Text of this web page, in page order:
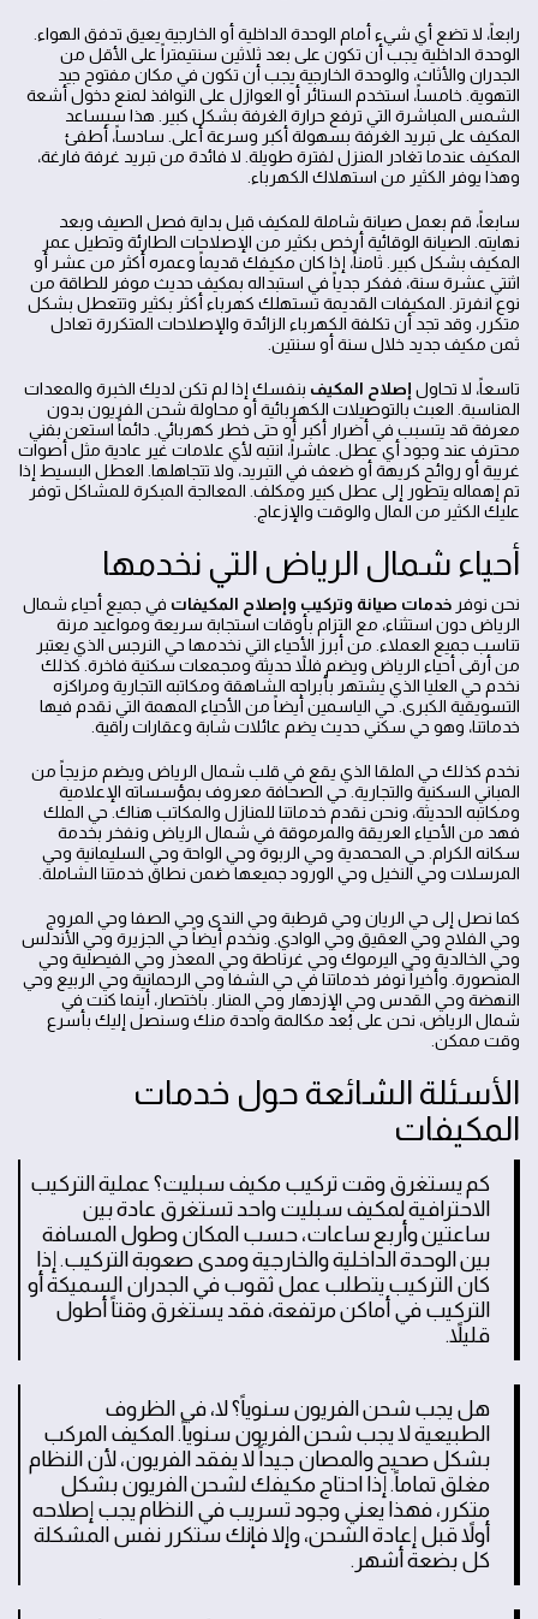
رابعاً، لا تضع أي شيء أمام الوحدة الداخلية أو الخارجية يعيق تدفق الهواء.
الوحدة الداخلية يجب أن تكون على بعد ثلاثين سنتيمتراً على الأقل من
الجدران والأثاث، والوحدة الخارجية يجب أن تكون في مكان مفتوح جيد
التهوية. خامساً، استخدم الستائر أو العوازل على النوافذ لمنع دخول أشعة
الشمس المباشرة التي ترفع حرارة الغرفة بشكل كبير. هذا سيساعد
المكيف على تبريد الغرفة بسهولة أكبر وسرعة أعلى. سادساً، أطفئ
المكيف عندما تغادر المنزل لفترة طويلة. لا فائدة من تبريد غرفة فارغة،
وهذا يوفر الكثير من استهلاك الكهرباء.
سابعاً، قم بعمل صيانة شاملة للمكيف قبل بداية فصل الصيف وبعد
نهايته. الصيانة الوقائية أرخص بكثير من الإصلاحات الطارئة وتطيل عمر
المكيف بشكل كبير. ثامناً، إذا كان مكيفك قديماً وعمره أكثر من عشر أو
اثنتي عشرة سنة، ففكر جدياً في استبداله بمكيف حديث موفر للطاقة من
نوع انفرتر. المكيفات القديمة تستهلك كهرباء أكثر بكثير وتتعطل بشكل
متكرر، وقد تجد أن تكلفة الكهرباء الزائدة والإصلاحات المتكررة تعادل
ثمن مكيف جديد خلال سنة أو سنتين.
تاسعاً، لا تحاول إصلاح المكيف بنفسك إذا لم تكن لديك الخبرة والمعدات
المناسبة. العبث بالتوصيلات الكهربائية أو محاولة شحن الفريون بدون
معرفة قد يتسبب في أضرار أكبر أو حتى خطر كهربائي. دائماً استعن بفني
محترف عند وجود أي عطل. عاشراً، انتبه لأي علامات غير عادية مثل أصوات
غريبة أو روائح كريهة أو ضعف في التبريد، ولا تتجاهلها. العطل البسيط إذا
تم إهماله يتطور إلى عطل كبير ومكلف. المعالجة المبكرة للمشاكل توفر
عليك الكثير من المال والوقت والإزعاج.
أحياء شمال الرياض التي نخدمها
نحن نوفر خدمات صيانة وتركيب وإصلاح المكيفات في جميع أحياء شمال
الرياض دون استثناء، مع التزام بأوقات استجابة سريعة ومواعيد مرنة
تناسب جميع العملاء. من أبرز الأحياء التي نخدمها حي النرجس الذي يعتبر
من أرقى أحياء الرياض ويضم فللاً حديثة ومجمعات سكنية فاخرة. كذلك
نخدم حي العليا الذي يشتهر بأبراجه الشاهقة ومكاتبه التجارية ومراكزه
التسويقية الكبرى. حي الياسمين أيضاً من الأحياء المهمة التي نقدم فيها
خدماتنا، وهو حي سكني حديث يضم عائلات شابة وعقارات راقية.
نخدم كذلك حي الملقا الذي يقع في قلب شمال الرياض ويضم مزيجاً من
المباني السكنية والتجارية. حي الصحافة معروف بمؤسساته الإعلامية
ومكاتبه الحديثة، ونحن نقدم خدماتنا للمنازل والمكاتب هناك. حي الملك
فهد من الأحياء العريقة والمرموقة في شمال الرياض ونفخر بخدمة
سكانه الكرام. حي المحمدية وحي الربوة وحي الواحة وحي السليمانية وحي
المرسلات وحي النخيل وحي الورود جميعها ضمن نطاق خدمتنا الشاملة.
كما نصل إلى حي الريان وحي قرطبة وحي الندى وحي الصفا وحي المروج
وحي الفلاح وحي العقيق وحي الوادي. ونخدم أيضاً حي الجزيرة وحي الأندلس
وحي الخالدية وحي اليرموك وحي غرناطة وحي المعذر وحي الفيصلية وحي
المنصورة. وأخيراً نوفر خدماتنا في حي الشفا وحي الرحمانية وحي الربيع وحي
النهضة وحي القدس وحي الإزدهار وحي المنار. باختصار، أينما كنت في
شمال الرياض، نحن على بُعد مكالمة واحدة منك وسنصل إليك بأسرع
وقت ممكن.
الأسئلة الشائعة حول خدمات
المكيفات
كم يستغرق وقت تركيب مكيف سبليت؟ عملية التركيب
الاحترافية لمكيف سبليت واحد تستغرق عادة بين
ساعتين وأربع ساعات، حسب المكان وطول المسافة
بين الوحدة الداخلية والخارجية ومدى صعوبة التركيب. إذا
كان التركيب يتطلب عمل ثقوب في الجدران السميكة أو
التركيب في أماكن مرتفعة، فقد يستغرق وقتاً أطول
قليلاً.
هل يجب شحن الفريون سنوياً؟ لا، في الظروف
الطبيعية لا يجب شحن الفريون سنوياً. المكيف المركب
بشكل صحيح والمصان جيداً لا يفقد الفريون، لأن النظام
مغلق تماماً. إذا احتاج مكيفك لشحن الفريون بشكل
متكرر، فهذا يعني وجود تسريب في النظام يجب إصلاحه
أولاً قبل إعادة الشحن، وإلا فإنك ستكرر نفس المشكلة
كل بضعة أشهر.